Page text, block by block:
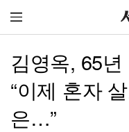
김영옥, 65
“이제 혼자
은…”